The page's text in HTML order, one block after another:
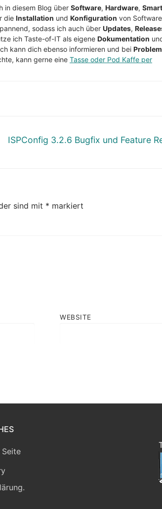
in diesem Blog über Software, Hardware, Smart
die Installation und Konfiguration von
sodass ich auch über Updates,
ich Taste-of-IT als eigene Dokumentation
kann dich ebenso informieren und bei
kann gerne eine Tasse oder Pod Kaffe per
Nächster
ISPConfig 3.2.6 Bugfix und Feature
sind mit * markiert
WEBSITE